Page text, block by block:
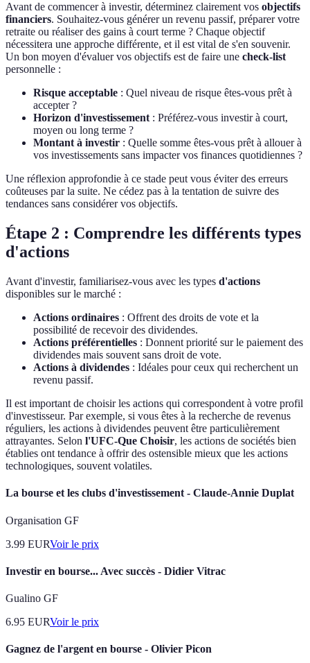
Avant de commencer à investir, déterminez clairement vos objectifs
financiers. Souhaitez-vous générer un revenu passif, préparer votre
retraite ou réaliser des gains à court terme ? Chaque objectif
nécessitera une approche différente, et il est vital de s'en souvenir.
Un bon moyen d'évaluer vos objectifs est de faire une check-list
personnelle :
Risque acceptable : Quel niveau de risque êtes-vous prêt à
accepter ?
Horizon d'investissement : Préférez-vous investir à court,
moyen ou long terme ?
Montant à investir : Quelle somme êtes-vous prêt à allouer à
vos investissements sans impacter vos finances quotidiennes ?
Une réflexion approfondie à ce stade peut vous éviter des erreurs
coûteuses par la suite. Ne cédez pas à la tentation de suivre des
tendances sans considérer vos objectifs.
Étape 2 : Comprendre les différents types
d'actions
Avant d'investir, familiarisez-vous avec les types d'actions
disponibles sur le marché :
Actions ordinaires : Offrent des droits de vote et la
possibilité de recevoir des dividendes.
Actions préférentielles : Donnent priorité sur le paiement des
dividendes mais souvent sans droit de vote.
Actions à dividendes : Idéales pour ceux qui recherchent un
revenu passif.
Il est important de choisir les actions qui correspondent à votre profil
d'investisseur. Par exemple, si vous êtes à la recherche de revenus
réguliers, les actions à dividendes peuvent être particulièrement
attrayantes. Selon l'UFC-Que Choisir, les actions de sociétés bien
établies ont tendance à offrir des ostensible mieux que les actions
technologiques, souvent volatiles.
La bourse et les clubs d'investissement - Claude-Annie Duplat
Organisation GF
3.99 EURVoir le prix
Investir en bourse... Avec succès - Didier Vitrac
Gualino GF
6.95 EURVoir le prix
Gagnez de l'argent en bourse - Olivier Picon